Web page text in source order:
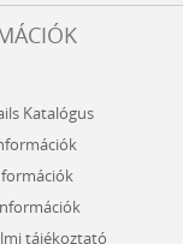
Katalógus
tájékoztató